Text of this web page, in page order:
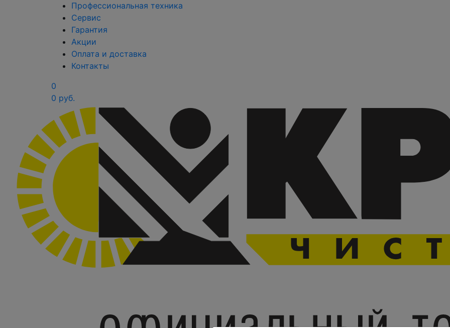
Профессиональная техника
Сервис
Гарантия
Акции
Оплата и доставка
Контакты
0
0 руб.